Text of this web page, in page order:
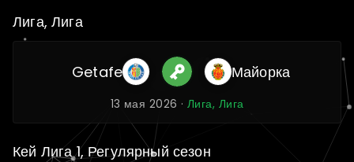
Лига, Лига
Getafe Майорка
13 мая 2026 · Лига, Лига
Кей Лига 1, Регулярный сезон